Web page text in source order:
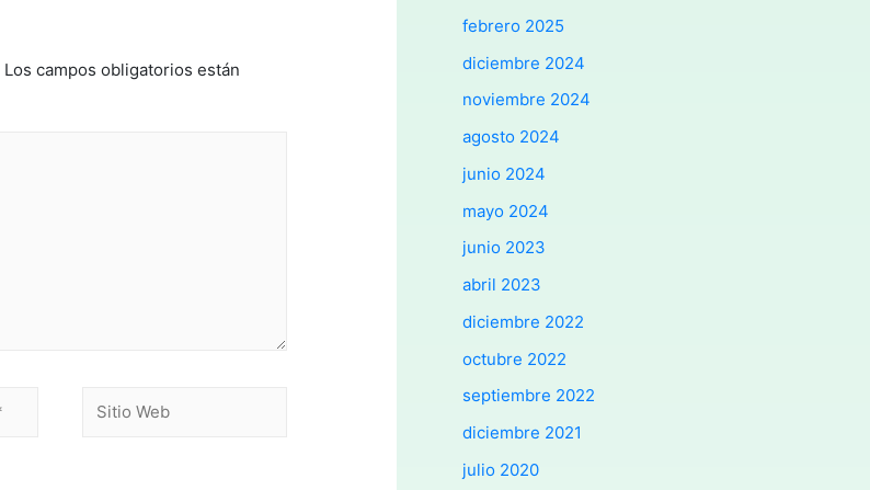
Los campos obligatorios están
febrero 2025
diciembre 2024
noviembre 2024
agosto 2024
junio 2024
mayo 2024
junio 2023
abril 2023
diciembre 2022
octubre 2022
septiembre 2022
diciembre 2021
julio 2020